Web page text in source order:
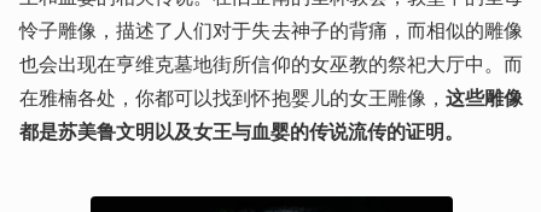
怜子雕像，描述了人们对于失去神子的背痛，而相似的雕像
也会出现在亨维克墓地街所信仰的女巫教的祭祀大厅中。而
在雅楠各处，你都可以找到怀抱婴儿的女王雕像， 这些雕像
都是苏美鲁文明以及女王与血婴的传说流传的证明。